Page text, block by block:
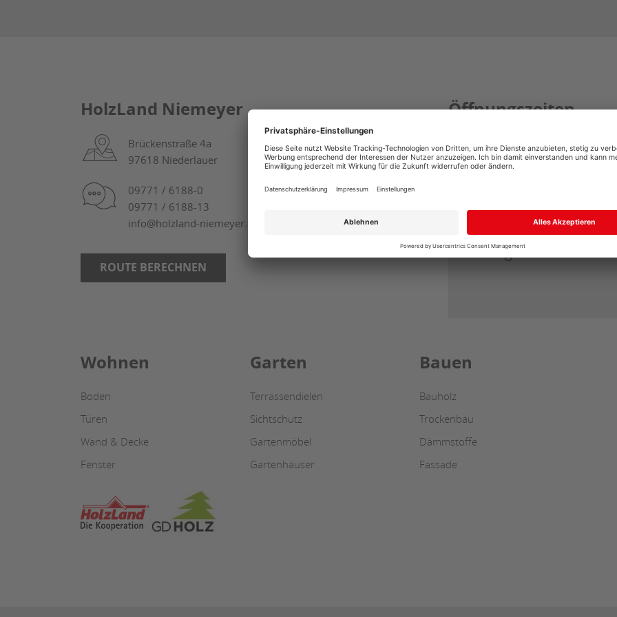
HolzLand Niemeyer
Brückenstraße 4a
97618 Niederlauer
09771 / 6188-0
09771 / 6188-13
info@holzland-niemeyer.de
ROUTE BERECHNEN
Öffnungszeiten
Montag - Freitag
Großhandel:
Montag - Donnerstag
Freitag
Wohnen
Boden
Türen
Wand & Decke
Fenster
Garten
Terrassendielen
Sichtschutz
Gartenmöbel
Gartenhäuser
Bauen
Bauholz
Trockenbau
Dämmstoffe
Fassade